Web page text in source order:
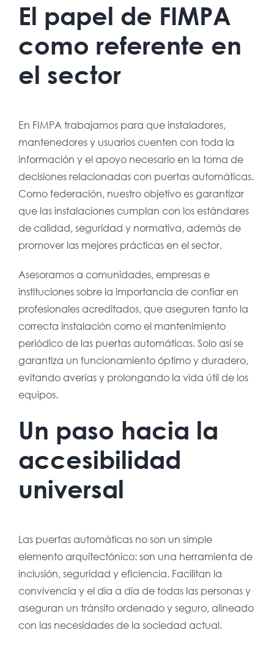
El papel de FIMPA
como referente en
el sector
En FIMPA trabajamos para que instaladores,
mantenedores y usuarios cuenten con toda la
información y el apoyo necesario en la toma de
decisiones relacionadas con puertas automáticas.
Como federación, nuestro objetivo es garantizar
que las instalaciones cumplan con los estándares
de calidad, seguridad y normativa, además de
promover las mejores prácticas en el sector.
Asesoramos a comunidades, empresas e
instituciones sobre la importancia de confiar en
profesionales acreditados, que aseguren tanto la
correcta instalación como el mantenimiento
periódico de las puertas automáticas. Solo así se
garantiza un funcionamiento óptimo y duradero,
evitando averías y prolongando la vida útil de los
equipos.
Un paso hacia la
accesibilidad
universal
Las puertas automáticas no son un simple
elemento arquitectónico: son una herramienta de
inclusión, seguridad y eficiencia. Facilitan la
convivencia y el día a día de todas las personas y
aseguran un tránsito ordenado y seguro, alineado
con las necesidades de la sociedad actual.